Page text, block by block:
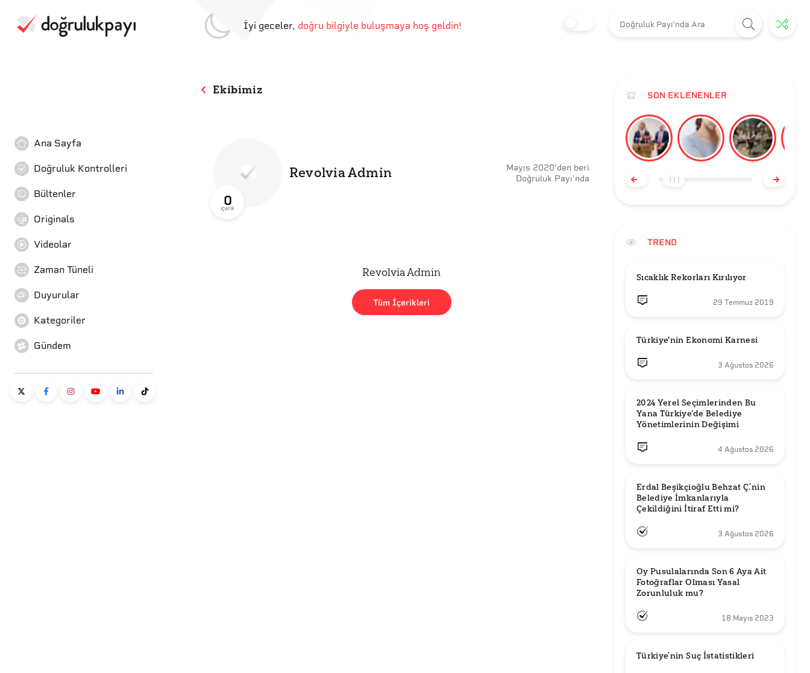
İyi geceler, doğru bilgiyle buluşmaya hoş geldin!
Ana Sayfa
Doğruluk Kontrolleri
Bültenler
Originals
Videolar
Zaman Tüneli
Duyurular
Kategoriler
Gündem
Ekibimiz
0
içerik
Revolvia Admin Mayıs 2020’den beri
Doğruluk Payı’nda
Revolvia Admin
Tüm İçerikleri
SON EKLENENLER
TREND
Sıcaklık Rekorları Kırılıyor
29 Temmuz 2019
Türkiye'nin Ekonomi Karnesi
3 Ağustos 2026
2024 Yerel Seçimlerinden Bu
Yana Türkiye'de Belediye
Yönetimlerinin Değişimi
4 Ağustos 2026
Erdal Beşikçioğlu Behzat Ç.’nin
Belediye İmkanlarıyla
3 Ağustos 2026
Oy Pusulalarında Son 6 Aya Ait
Fotoğraflar Olması Yasal
Zorunluluk mu?
18 Mayıs 2023
Türkiye’nin Suç İstatistikleri